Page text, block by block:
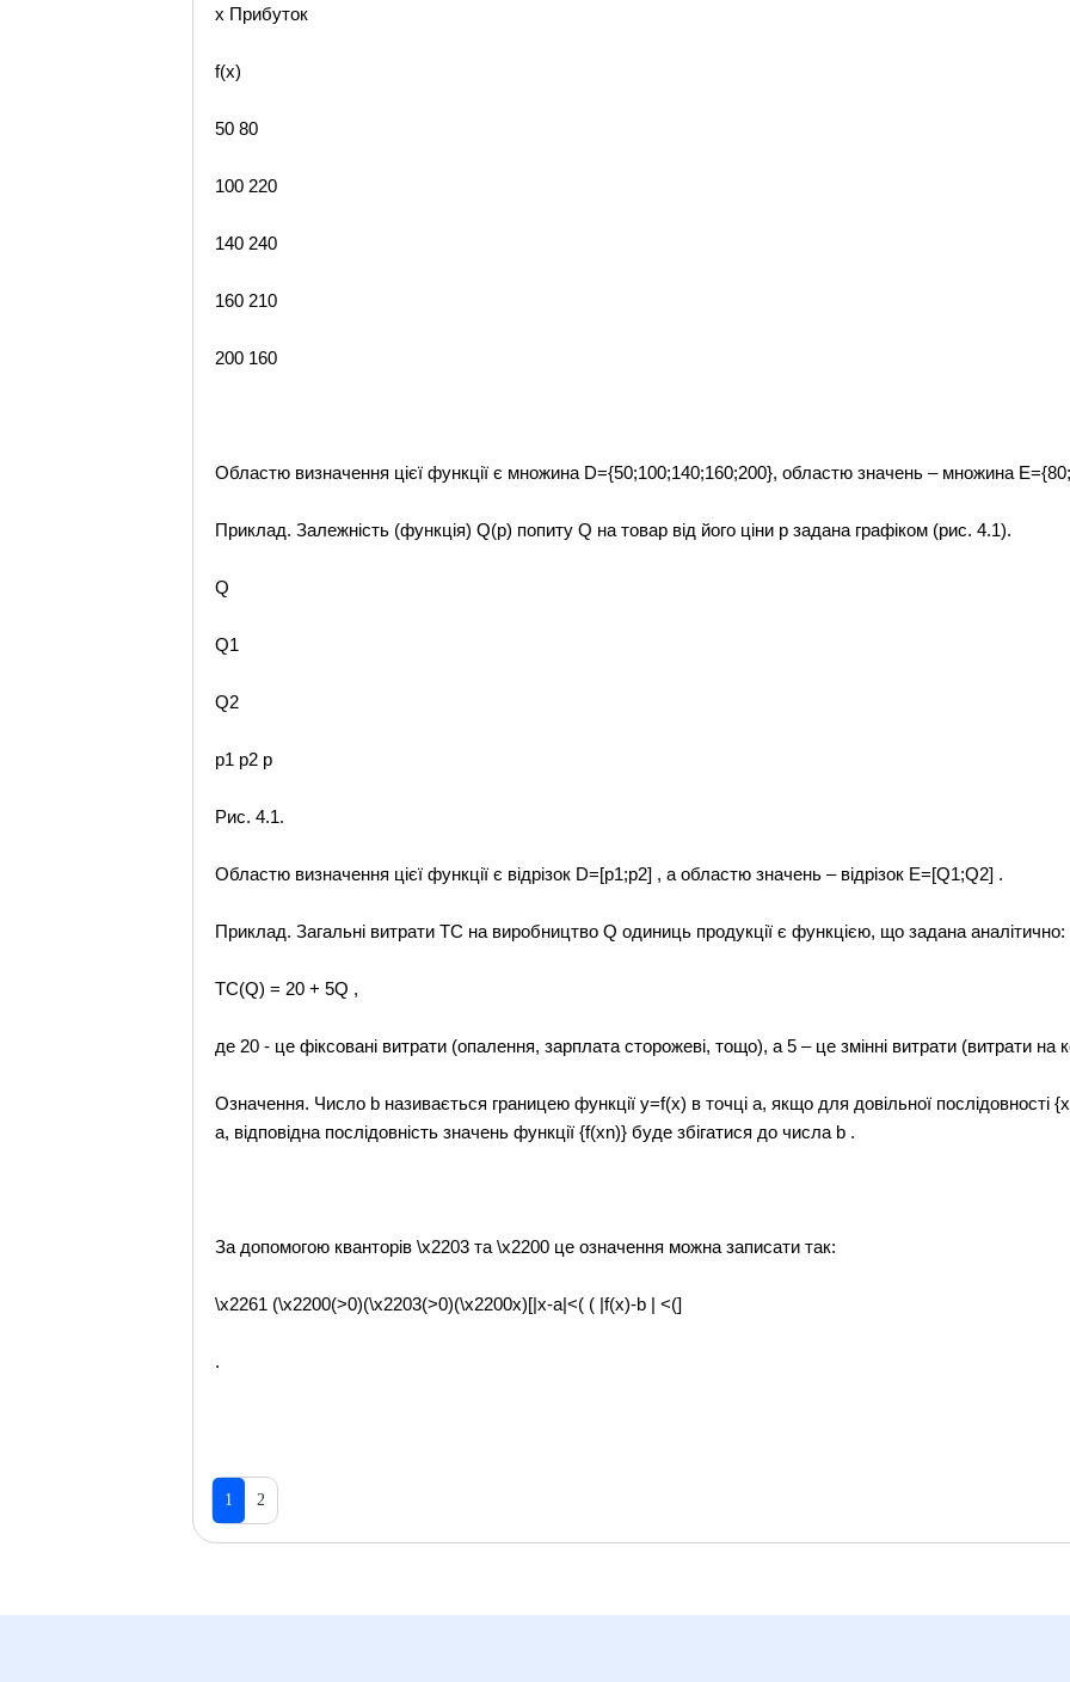
x Прибуток
f(x)
50 80
100 220
140 240
160 210
200 160
Областю визначення цієї функції є множина D={50;100;140;160;200}, областю значень – множина
Приклад. Залежність (функція) Q(p) попиту Q на товар від його ціни p задана графіком (рис. 4.1).
Q
Q1
Q2
p1 p2 p
Рис. 4.1.
Областю визначення цієї функції є відрізок D=[p1;p2] , а областю значень – відрізок E=[Q1;Q2] .
Приклад. Загальні витрати TC на виробництво Q одиниць продукції є функцією, що задана аналітично:
TC(Q) = 20 + 5Q ,
де 20 - це фіксовані витрати (опалення, зарплата сторожеві, тощо), а 5 – це змінні витрати (витрати на
Означення. Число b називається границею функції y=f(x) в точці a, якщо для довільної послідовності
a, відповідна послідовність значень функції {f(xn)} буде збігатися до числа b .
За допомогою кванторів \x2203 та \x2200 це означення можна записати так:
\x2261 (\x2200(>0)(\x2203(>0)(\x2200x)[|x-a|<( ( |f(x)-b | <(]
.
1 2